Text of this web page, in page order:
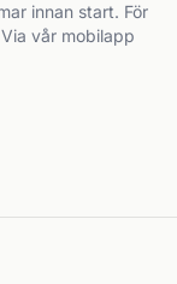
innan start. För
vår mobilapp